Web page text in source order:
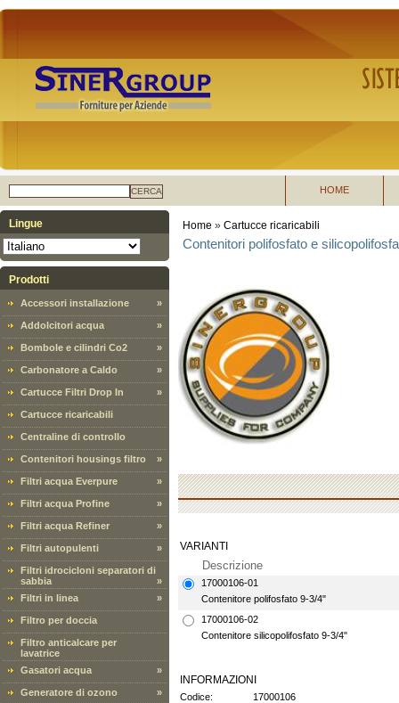
CERCA HOME
Lingue
Prodotti
Accessori installazione »
Addolcitori acqua »
Bombole e cilindri Co2 »
Carbonatore a Caldo »
Cartucce Filtri Drop In »
Cartucce ricaricabili
Centraline di controllo
Contenitori housings filtro »
Filtri acqua Everpure »
Filtri acqua Profine »
Filtri acqua Refiner »
Filtri autopulenti »
Filtri idrocicloni separatori di
sabbia
»
Filtri in linea
»
Filtro per doccia
Filtro anticalcare per
lavatrice
Gasatori acqua
»
Generatore di ozono »
Home » Cartucce ricaricabili
Contenitori polifosfato e
VARIANTI
Descrizione
17000106-01
Contenitore polifosfato 9-3/4"
17000106-02
Contenitore silicopolifosfato 9-3/4"
INFORMAZIONI
Codice:
17000106